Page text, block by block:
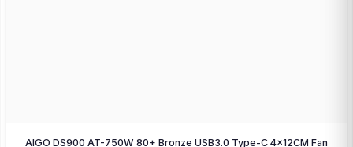
AIGO DS900 AT-750W 80+ Bronze USB3.0 Type-C 4×12CM Fan